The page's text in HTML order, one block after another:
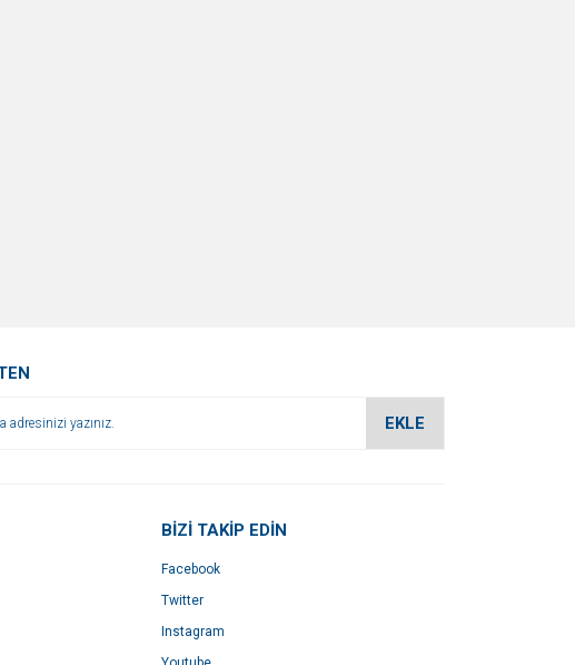
EKLE
BİZİ TAKİP EDİN
Facebook
Twitter
Instagram